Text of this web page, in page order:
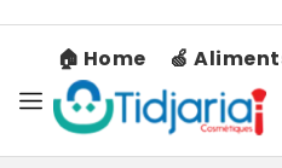
🏠 Home 🍏